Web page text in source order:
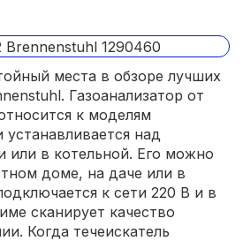
места в обзоре лучших
Газоанализатор от
к моделям
устанавливается над
или в котельной. Его можно
доме, на даче или в
к сети 220 В и в
сканирует качество
Когда течеискатель